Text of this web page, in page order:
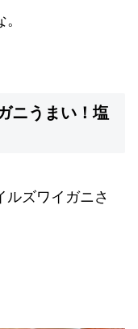
ニうまい！塩
ルズワイガニさ